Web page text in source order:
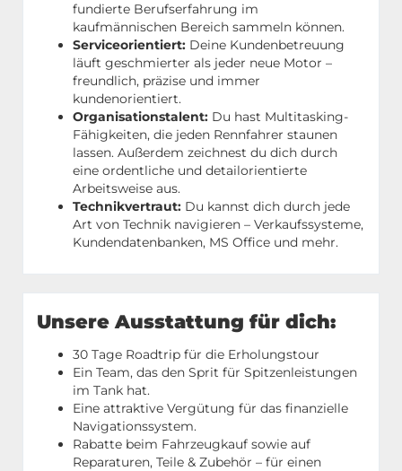
fundierte Berufserfahrung im
kaufmännischen Bereich sammeln können.
Serviceorientiert: Deine Kundenbetreuung
läuft geschmierter als jeder neue Motor –
freundlich, präzise und immer
kundenorientiert.
Organisationstalent: Du hast Multitasking-
Fähigkeiten, die jeden Rennfahrer staunen
lassen. Außerdem zeichnest du dich durch
eine ordentliche und detailorientierte
Arbeitsweise aus.
Technikvertraut: Du kannst dich durch jede
Art von Technik navigieren – Verkaufssysteme,
Kundendatenbanken, MS Office und mehr.
Unsere Ausstattung für dich:
30 Tage Roadtrip für die Erholungstour
Ein Team, das den Sprit für Spitzenleistungen
im Tank hat.
Eine attraktive Vergütung für das finanzielle
Navigationssystem.
Rabatte beim Fahrzeugkauf sowie auf
Reparaturen, Teile & Zubehör – für einen